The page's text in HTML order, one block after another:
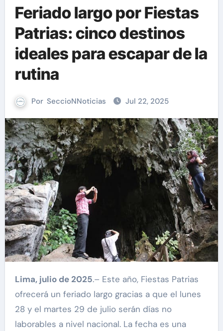
Feriado largo por Fiestas
Patrias: cinco destinos
ideales para escapar de la
rutina
Por SeccioNNoticias Jul 22, 2025
Lima, julio de 2025.– Este año, Fiestas Patrias
ofrecerá un feriado largo gracias a que el lunes
28 y el martes 29 de julio serán días no
laborables a nivel nacional. La fecha es una